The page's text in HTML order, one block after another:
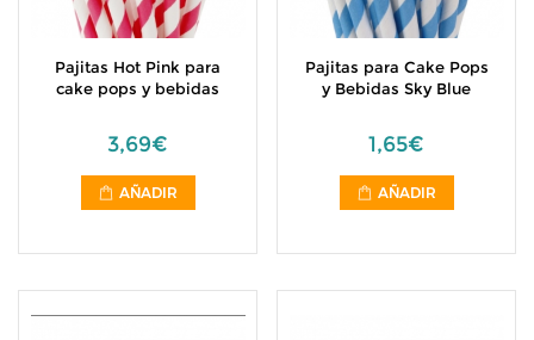
Pajitas Hot Pink para
cake pops y bebidas
3,69€
AÑADIR
Pajitas para Cake Pops
y Bebidas Sky Blue
1,65€
AÑADIR